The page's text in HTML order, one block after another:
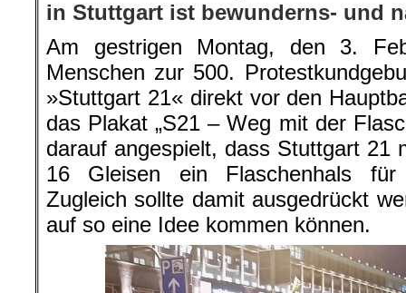
in Stuttgart ist bewunderns- und
Am gestrigen Montag, den 3.
Menschen zur 500.
»Stuttgart 21« direkt vor den
das Plakat „S21 – Weg mit der
darauf angespielt, dass Stuttgart 21
16 Gleisen ein Flaschenhals
Zugleich sollte damit ausgedrückt
auf so eine Idee kommen können.